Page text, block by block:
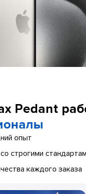
Pedant
опыт
строгими
каждого заказа